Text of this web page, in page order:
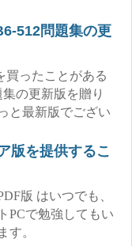
512問題集の更
買ったことがある
の更新版を贈り
と最新版でござい
版を提供するこ
版 はいつでも、
PCで勉強してもい
す。